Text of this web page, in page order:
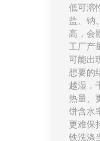
低可溶
盐、钠
高，会
工厂产
可能出
想要的
越湿，
热量、
饼含水
更难保
铁洗涤